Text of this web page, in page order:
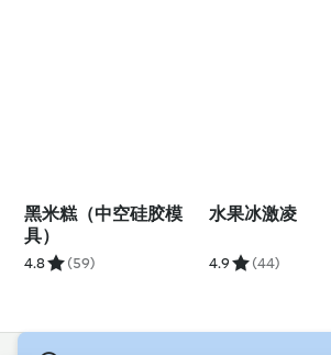
黑米糕（中空硅胶模
具）
4.8 (59)
水果冰激凌
4.9 (44)